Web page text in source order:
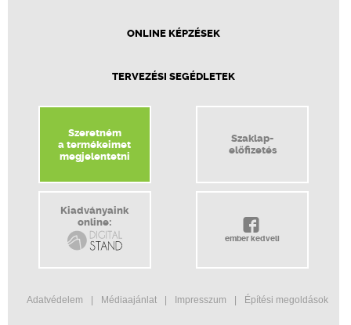
ONLINE KÉPZÉSEK
TERVEZÉSI SEGÉDLETEK
Szeretném
a termékeimet
megjelentetni
Szaklap-
előfizetés
Kiadványaink
online:
ember kedveli
Adatvédelem Médiaajánlat Impresszum Építési megoldások